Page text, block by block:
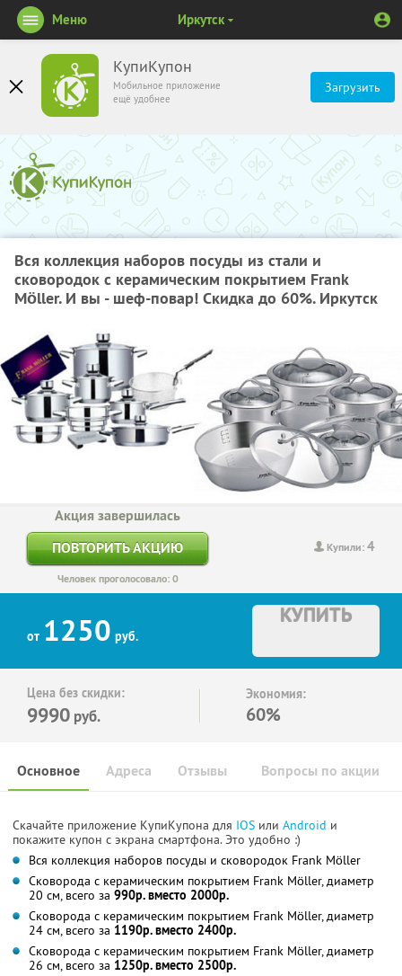
КупиКупон
Мобильное приложение
ещё удобнее
Загрузить
Меню Иркутск
Вся коллекция наборов посуды из стали и
сковородок с керамическим покрытием Frank
Möller. И вы - шеф-повар! Скидка до 60%. Иркутск
Купили:4
Акция завершилась
ПОВТОРИТЬ АКЦИЮ
Человек проголосовало: 0
от 1250 руб.
КУПИТЬ
Цена без скидки:
9990 руб.
Экономия:
60%
Основное Отзывы Вопросы по акции
Адреса
Скачайте приложение КупиКупона для IOS или Android и
покажите купон с экрана смартфона. Это удобно :)
Вся коллекция наборов посуды и сковородок Frank Möller
Сковорода с керамическим покрытием Frank Möller, диаметр
20 см, всего за 990р. вместо 2000р.
Сковорода с керамическим покрытием Frank Möller, диаметр
24 см, всего за 1190р. вместо 2400р.
Сковорода с керамическим покрытием Frank Möller, диаметр
26 см, всего за 1250р. вместо 2500р.